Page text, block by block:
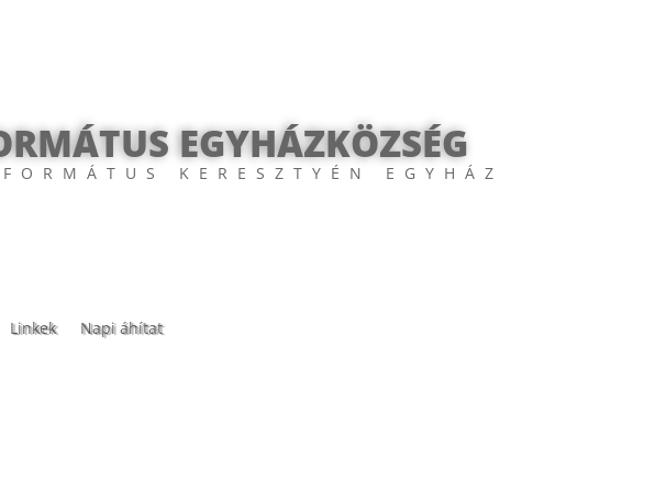
EGYHÁZKÖZSÉG
KERESZTYÉN EGYHÁZ
Linkek Napi áhítat